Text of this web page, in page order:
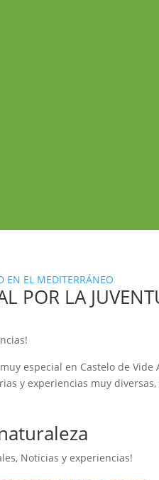
POR LA
especial en Castelo de Vide
y experiencias muy
, Noticias y experiencias!